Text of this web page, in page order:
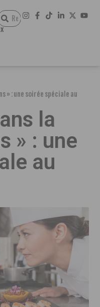
» : une soirée spéciale au
la
» : une
au